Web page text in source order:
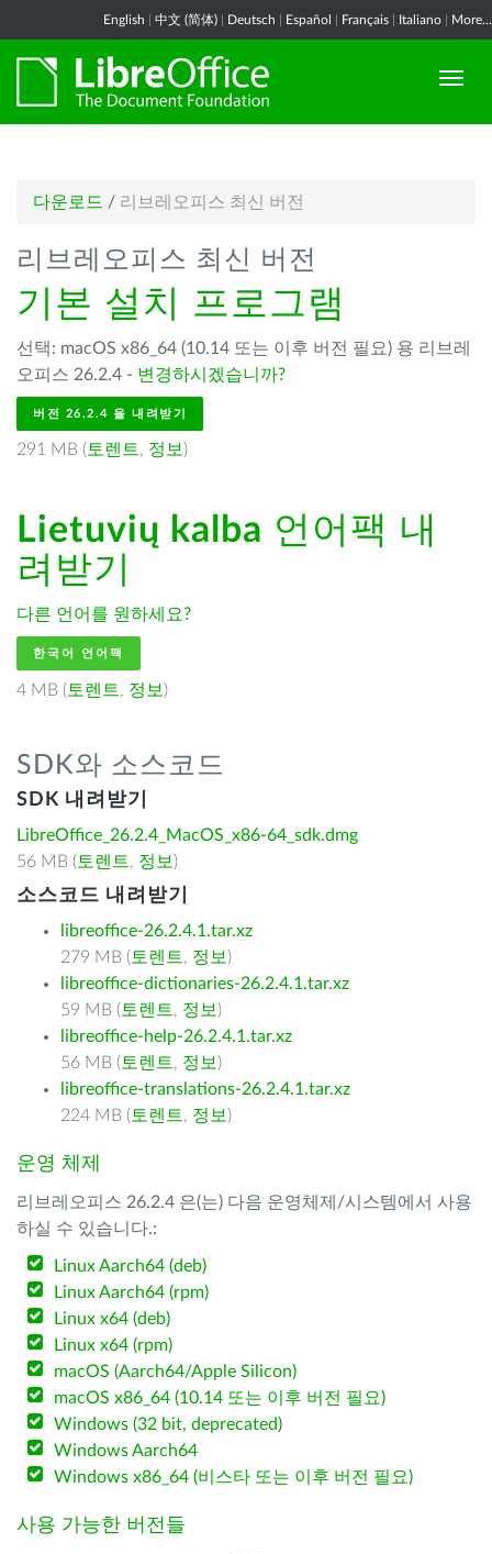
English 中文 (简体) Deutsch Español Français Italiano More...
다운로드 / 리브레오피스 최신 버전
리브레오피스 최신 버전
기본 설치 프로그램
선택: macOS x86_64 (10.14 또는 이후 버전 필요) 용 리브레
오피스 26.2.4 - 변경하시겠습니까?
버전 26.2.4 을 내려받기
291 MB ( 토렌트, 정보 )
Lietuvių kalba 언어팩 내
려받기
다른 언어를 원하세요?
한국어 언어팩
4 MB ( 토렌트, 정보 )
SDK와 소스코드
SDK 내려받기
LibreOffice_26.2.4_MacOS_x86-64_sdk.dmg
56 MB ( 토렌트, 정보 )
소스코드 내려받기
libreoffice-26.2.4.1.tar.xz
279 MB ( 토렌트, 정보 )
libreoffice-dictionaries-26.2.4.1.tar.xz
59 MB ( 토렌트, 정보 )
libreoffice-help-26.2.4.1.tar.xz
56 MB ( 토렌트, 정보 )
libreoffice-translations-26.2.4.1.tar.xz
224 MB ( 토렌트, 정보 )
운영 체제
리브레오피스 26.2.4 은(는) 다음 운영체제/시스템에서 사용
하실 수 있습니다.:
Linux Aarch64 (deb)
Linux Aarch64 (rpm)
Linux x64 (deb)
Linux x64 (rpm)
macOS (Aarch64/Apple Silicon)
macOS x86_64 (10.14 또는 이후 버전 필요)
Windows (32 bit, deprecated)
Windows Aarch64
Windows x86_64 (비스타 또는 이후 버전 필요)
사용 가능한 버전들